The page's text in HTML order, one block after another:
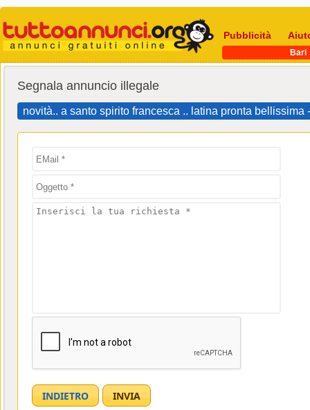
Pubblicità
Bari
Segnala annuncio illegale
novità.. a santo spirito francesca .. latina pronta